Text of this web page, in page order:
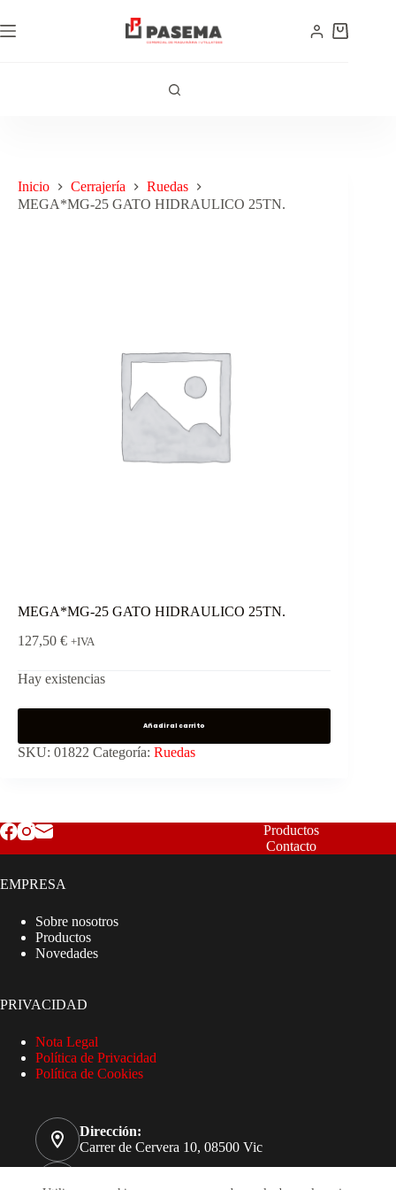
Inicio Cerrajería
Ruedas
MEGA*MG-25 GATO HIDRAULICO 25TN.
MEGA*MG-25 GATO HIDRAULICO 25TN.
127,50 € +IVA
Hay existencias
Añadir al carrito
SKU: 01822 Categoría: Ruedas
Productos
Contacto
EMPRESA
Sobre nosotros
Productos
Novedades
PRIVACIDAD
Nota Legal
Política de Privacidad
Política de Cookies
Dirección:
Carrer de Cervera 10, 08500 Vic